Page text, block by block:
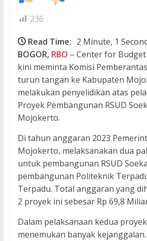
236
Read Time: 2 Minute, 1
BOGOR, RBO – Center for Budget
kini meminta Komisi
turun tangan ke Kabupaten
melakukan penyelidikan atas
Proyek Pembangunan RSUD
Mojokerto.
Di tahun anggaran 2023
Mojokerto, melaksanakan dua
untuk pembangunan RSUD
pembangunan Politeknik
Terpadu. Total anggaran yang
2 proyek ini sebesar Rp 69,8
Dalam pelaksanaan kedua
menemukan banyak